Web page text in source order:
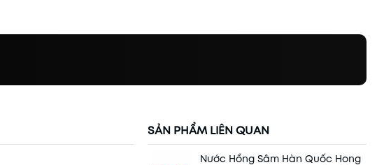
SẢN PHẨM LIÊN QUAN
Nước Hồng Sâm Hàn Quốc Hong